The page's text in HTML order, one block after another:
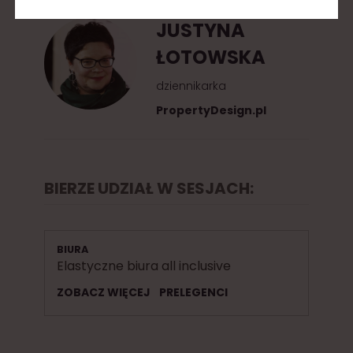
JUSTYNA
ŁOTOWSKA
dziennikarka
PropertyDesign.pl
BIERZE UDZIAŁ W SESJACH:
BIURA
Elastyczne biura all inclusive
ZOBACZ WIĘCEJ PRELEGENCI